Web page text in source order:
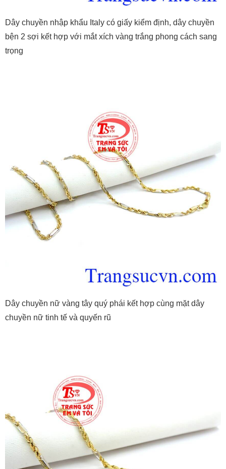
Dây chuyền nhập khẩu Italy có giấy kiểm định, dây chuyền
bện 2 sợi kết hợp với mắt xích vàng trắng phong cách sang
trọng
Dây chuyền nữ vàng tây quý phái kết hợp cùng mặt dây
chuyền nữ tinh tế và quyến rũ